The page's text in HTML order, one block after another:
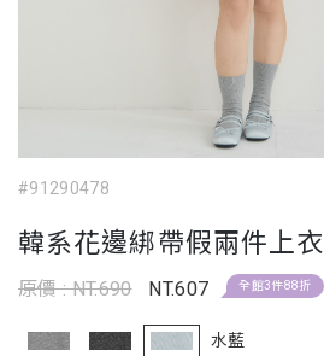
#91290478
韓系花邊綁帶假兩件上衣
原價 : NT.690 NT.607 全館3件88折
水藍